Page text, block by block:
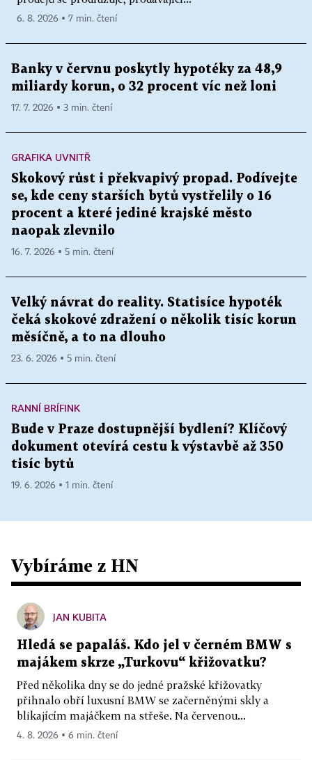
6. 8. 2026 ▪ 7 min. čtení
Banky v červnu poskytly hypotéky za 48,9
miliardy korun, o 32 procent víc než loni
17. 7. 2026 ▪ 3 min. čtení
GRAFIKA UVNITŘ
Skokový růst i překvapivý propad. Podívejte
se, kde ceny starších bytů vystřelily o 16
procent a které jediné krajské město
naopak zlevnilo
16. 7. 2026 ▪ 5 min. čtení
Velký návrat do reality. Statisíce hypoték
čeká skokové zdražení o několik tisíc korun
měsíčně, a to na dlouho
23. 6. 2026 ▪ 5 min. čtení
RANNÍ BRÍFINK
Bude v Praze dostupnější bydlení? Klíčový
dokument otevírá cestu k výstavbě až 350
tisíc bytů
19. 6. 2026 ▪ 1 min. čtení
Vybíráme z HN
JAN KUBITA
Hledá se papaláš. Kdo jel v černém BMW s
majákem skrze „Turkovu“ křižovatku?
Před několika dny se do jedné pražské křižovatky
přihnalo obří luxusní BMW se začerněnými skly a
blikajícím majáčkem na střeše. Na červenou...
4. 8. 2026 ▪ 6 min. čtení